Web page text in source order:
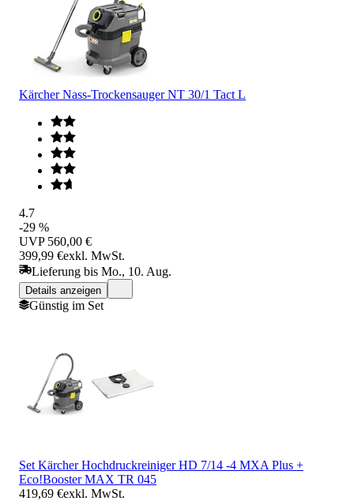
Kärcher Nass-Trockensauger NT 30/1 Tact L
4.7
-29 %
UVP 560,00 €
399,99 €exkl. MwSt.
Lieferung bis Mo., 10. Aug.
Details anzeigen
Günstig im Set
Set Kärcher Hochdruckreiniger HD 7/14 -4 MXA Plus +
Eco!Booster MAX TR 045
419,69 €exkl. MwSt.